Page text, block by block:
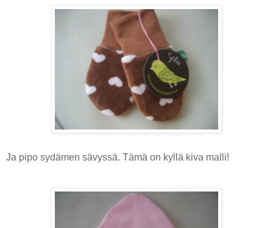
Ja pipo sydämen sävyssä. Tämä on kyllä kiva malli!